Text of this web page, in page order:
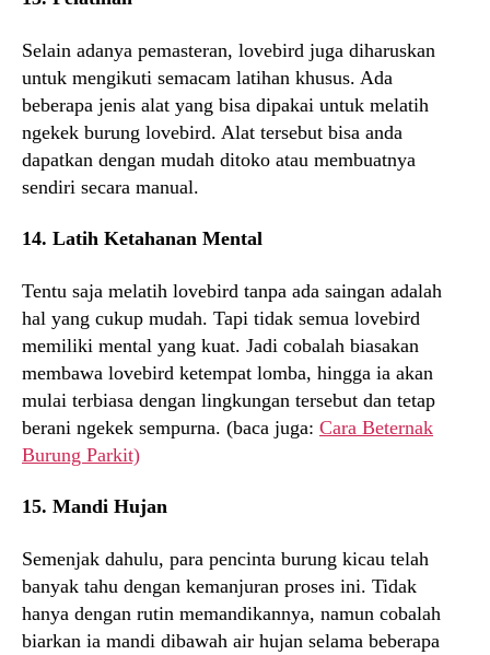
Selain adanya pemasteran, lovebird juga diharuskan
untuk mengikuti semacam latihan khusus. Ada
beberapa jenis alat yang bisa dipakai untuk melatih
ngekek burung lovebird. Alat tersebut bisa anda
dapatkan dengan mudah ditoko atau membuatnya
sendiri secara manual.
14. Latih Ketahanan Mental
Tentu saja melatih lovebird tanpa ada saingan adalah
hal yang cukup mudah. Tapi tidak semua lovebird
memiliki mental yang kuat. Jadi cobalah biasakan
membawa lovebird ketempat lomba, hingga ia akan
mulai terbiasa dengan lingkungan tersebut dan tetap
berani ngekek sempurna. (baca juga: Cara Beternak
Burung Parkit)
15. Mandi Hujan
Semenjak dahulu, para pencinta burung kicau telah
banyak tahu dengan kemanjuran proses ini. Tidak
hanya dengan rutin memandikannya, namun cobalah
biarkan ia mandi dibawah air hujan selama beberapa